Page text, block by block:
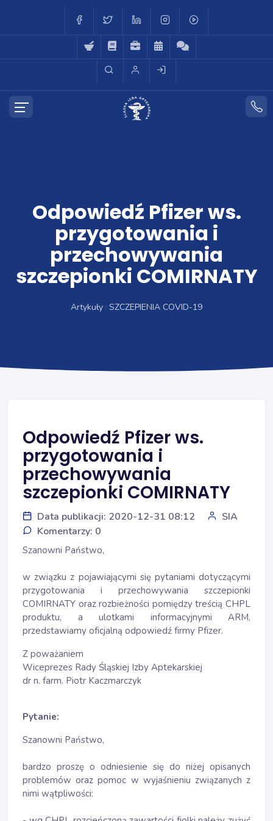
Odpowiedź Pfizer ws.
przygotowania i
przechowywania
szczepionki COMIRNATY
Artykuły SZCZEPIENIA COVID-19
Odpowiedź Pfizer ws.
przygotowania i
przechowywania
szczepionki COMIRNATY
Data publikacji: 2020-12-31 08:12
SIA
Komentarzy: 0
Szanowni Państwo,
w związku z pojawiającymi się pytaniami dotyczącymi
przygotowania i przechowywania szczepionki
COMIRNATY oraz rozbieżności pomiędzy treścią CHPL
produktu, a ulotkami informacyjnymi ARM,
przedstawiamy oficjalną odpowiedź firmy Pfizer.
Z poważaniem
Wiceprezes Rady Śląskiej Izby Aptekarskiej
dr n. farm. Piotr Kaczmarczyk
Pytanie:
Szanowni Państwo,
bardzo proszę o odniesienie się do niżej opisanych
problemów oraz pomoc w wyjaśnieniu związanych z
nimi wątpliwości: